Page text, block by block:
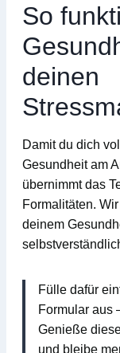
So
deinen
Damit du dich
Gesundheit am
übernimmt das
Formalitäten.
deinem
Fülle dafür
Formular aus
Genieße
und bleibe